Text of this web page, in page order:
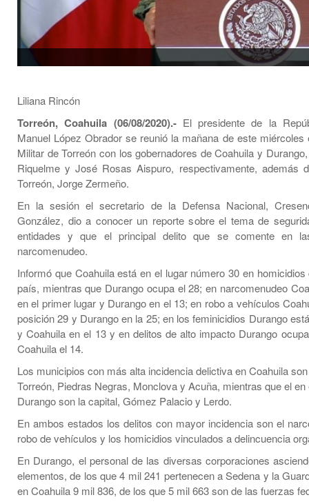
Liliana Rincón
Torreón, Coahuila (06/08/2020).-El presidente de la
Manuel López Obrador se reunió la mañana de este miércoles
Militar de Torreón con los gobernadores de Coahuila y
Riquelme y José Rosas Aispuro, respectivamente, además
Torreón, Jorge Zermeño.
En la sesión el secretario de la Defensa Nacional,
González, dio a conocer un reporte sobre el tema de
entidades y que el principal delito que se comente en
narcomenudeo.
Informó que Coahuila está en el lugar número 30 en
país, mientras que Durango ocupa el 28; en narcomenudeo
en el primer lugar y Durango en el 13; en robo a vehículos
posición 29 y Durango en la 25; en los feminicidios Durango
y Coahuila en el 13 y en delitos de alto impacto Durango
Coahuila el 14.
Los municipios con más alta incidencia delictiva en Coahuila
Torreón, Piedras Negras, Monclova y Acuña, mientras que el en
Durango son la capital, Gómez Palacio y Lerdo.
En ambos estados los delitos con mayor incidencia son el
robo de vehículos y los homicidios vinculados a delincuencia
En Durango, el personal de las diversas corporaciones
elementos, de los que 4 mil 241 pertenecen a Sedena y la
en Coahuila 9 mil 836, de los que 5 mil 663 son de las fuerzas